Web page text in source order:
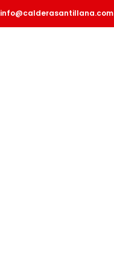
info@calderasantillana.com